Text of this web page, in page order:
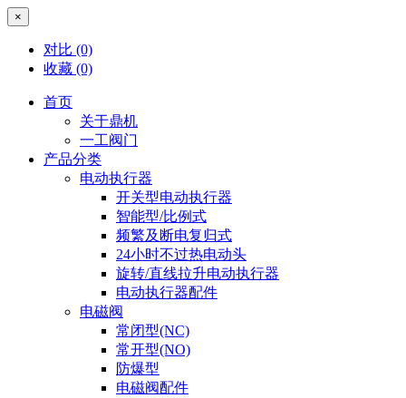
×
对比 (0)
收藏 (0)
首页
关于鼎机
一工阀门
产品分类
电动执行器
开关型电动执行器
智能型/比例式
频繁及断电复归式
24小时不过热电动头
旋转/直线拉升电动执行器
电动执行器配件
电磁阀
常闭型(NC)
常开型(NO)
防爆型
电磁阀配件